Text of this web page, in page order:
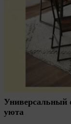
Универсальный
уюта